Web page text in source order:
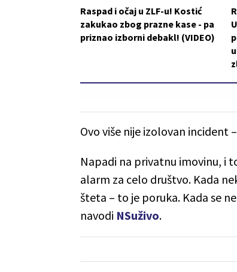
Raspad i očaj u ZLF-u! Kostić
zakukao zbog prazne kase - pa
priznao izborni debakl! (VIDEO)
Ovo više nije izolovan incident
Napadi na privatnu imovinu, i
alarm za celo društvo. Kada
šteta – to je poruka. Kada se
navodi NSuživo.